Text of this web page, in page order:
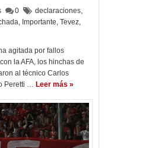
0 declaraciones,
, Importante, Tevez,
agitada por fallos
la AFA, los hinchas de
al técnico Carlos
Peretti … Leer más »